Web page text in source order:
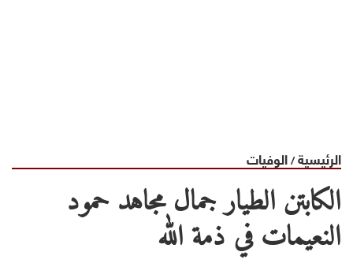
الرئيسية/الوفيات
الكابتن الطيار جمال مجاهد حمود
النعيمات في ذمة الله